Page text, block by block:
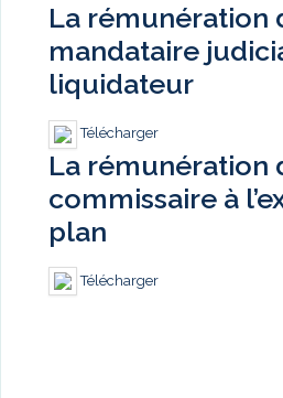
La rémunération
mandataire
liquidateur
Télécharger
La rémunération
commissaire à
plan
Télécharger